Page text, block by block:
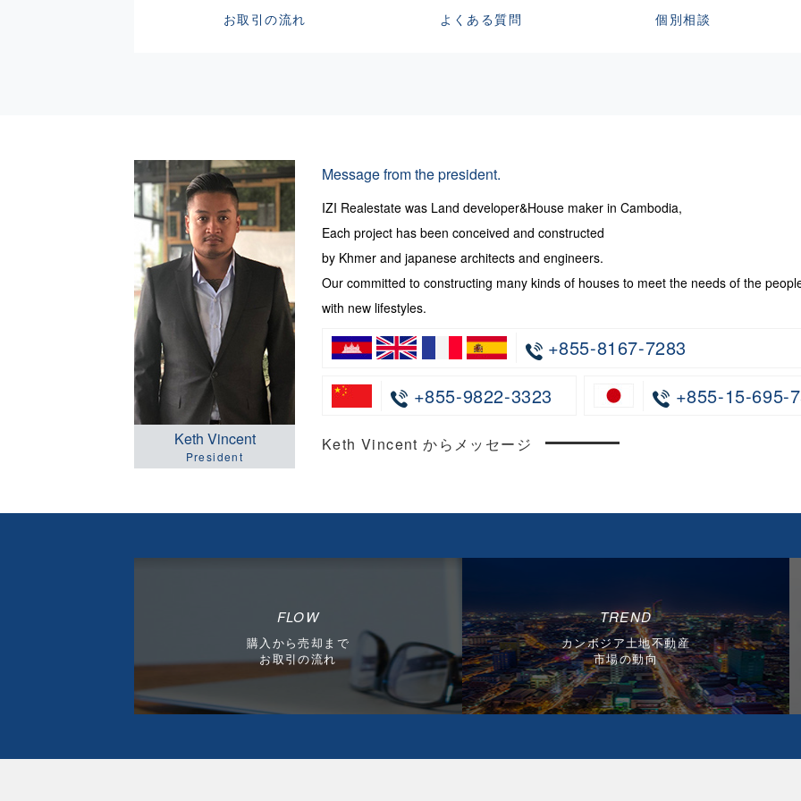
お取引の流れ よくある質問 個別相談
Keth Vincent
President
Message from the president.
IZI Realestate was Land developer&House maker in Cambodia,
Each project has been conceived and constructed
by Khmer and japanese architects and engineers.
Our committed to constructing many kinds of houses to meet the needs of the
with new lifestyles.
+855-8167-7283
+855-9822-3323
+855-15-695-
Keth Vincent からメッセージ
FLOW
購入から売却まで
お取引の流れ
TREND
カンボジア土地不動産
市場の動向